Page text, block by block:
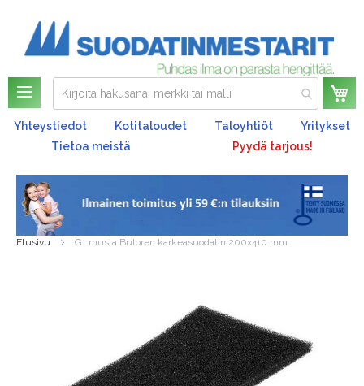
Yhteystiedot Kotitaloudet Taloyhtiöt
Yritykset
Tietoa meistä
Pyydä tarjous!
Etusivu G1 musta Bulpren karkeasuodatin 200x410 mm